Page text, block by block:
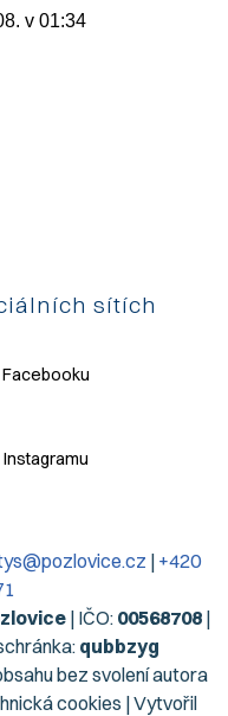
sítích
| +420
| IČO: 00568708|
qubbzyg
bez svolení autora
cookies | Vytvořil